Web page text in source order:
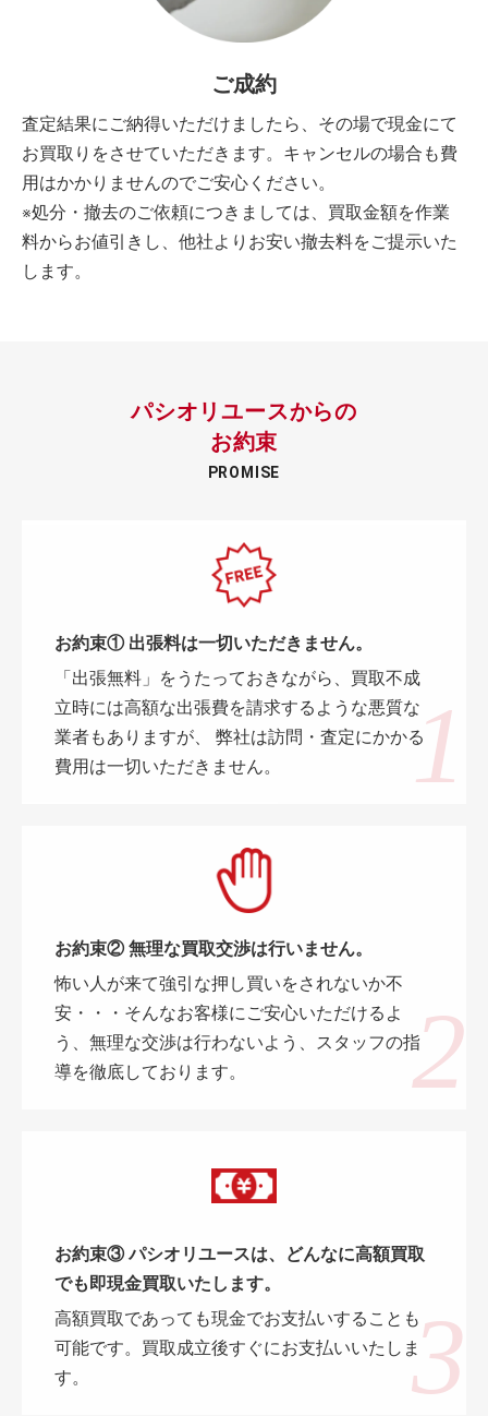
ご成約
査定結果にご納得いただけましたら、その場で現金にて
お買取りをさせていただきます。キャンセルの場合も費
用はかかりませんのでご安心ください。
※処分・撤去のご依頼につきましては、買取金額を作業
料からお値引きし、他社よりお安い撤去料をご提示いた
します。
パシオリユースからの
お約束
PROMISE
お約束① 出張料は一切いただきません。
「出張無料」をうたっておきながら、買取不成
立時には高額な出張費を請求するような悪質な
業者もありますが、 弊社は訪問・査定にかかる
費用は一切いただきません。
お約束② 無理な買取交渉は行いません。
怖い人が来て強引な押し買いをされないか不
安・・・そんなお客様にご安心いただけるよ
う、無理な交渉は行わないよう、スタッフの指
導を徹底しております。
お約束③ パシオリユースは、どんなに高額買取
でも即現金買取いたします。
高額買取であっても現金でお支払いすることも
可能です。買取成立後すぐにお支払いいたしま
す。